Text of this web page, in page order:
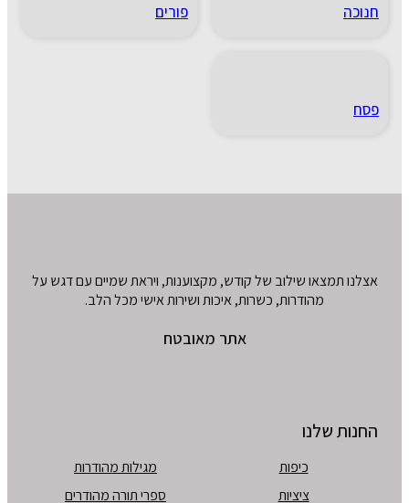
חנוכה פורים
פסח
אצלנו תמצאו שילוב של קודש, מקצוענות, ויראת שמיים עם דגש על
מהודרות, כשרות, איכות ושירות אישי מכל הלב.
אתר מאובטח
החנות שלנו
כיפות
מגילות מהודרות
ציציות
ספרי תורה מהודרים